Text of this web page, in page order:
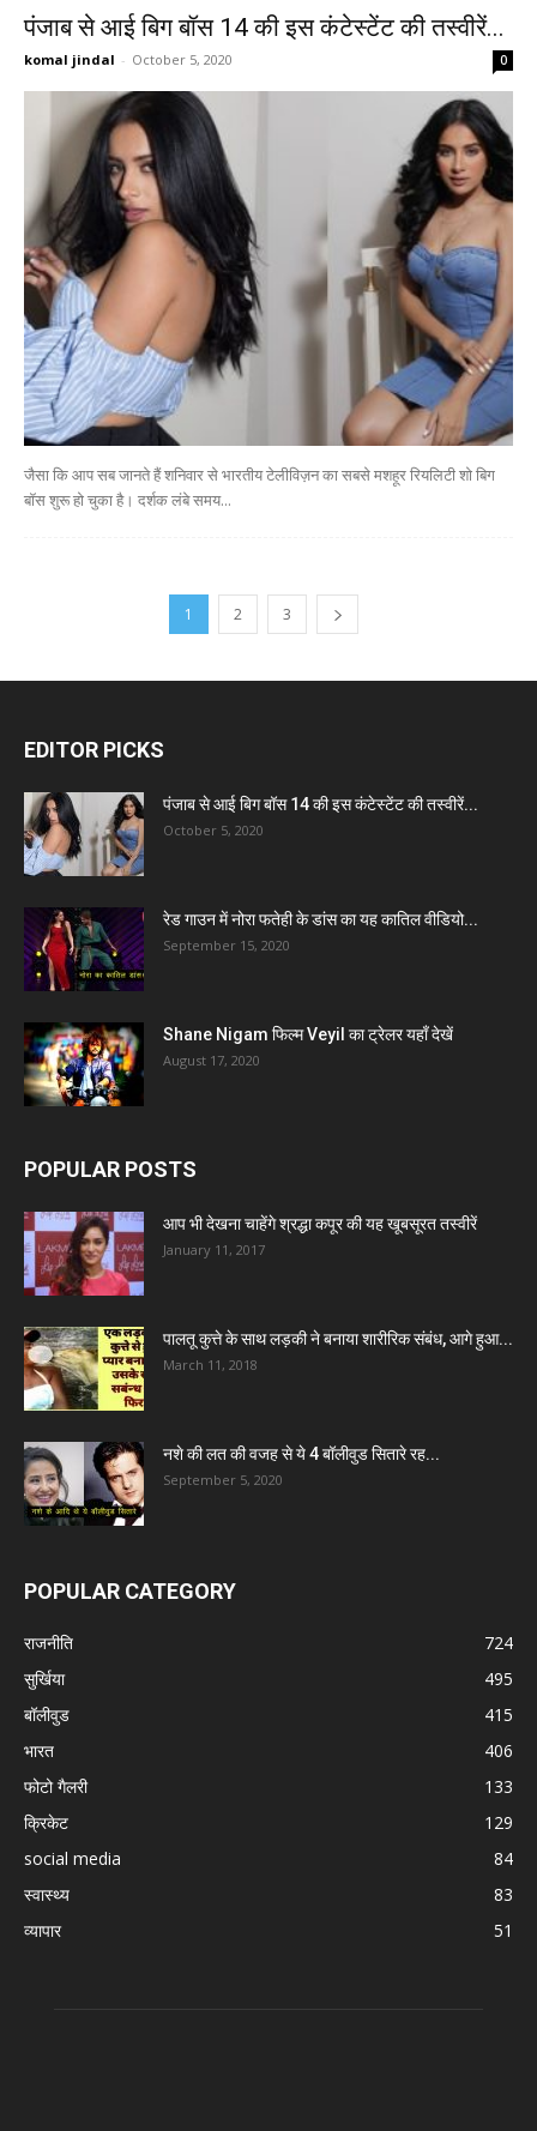
पंजाब से आई बिग बॉस 14 की इस कंटेस्टेंट की तस्वीरें...
komal jindal - October 5, 2020 0
जैसा कि आप सब जानते हैं शनिवार से भारतीय टेलीविज़न का सबसे मशहूर रियलिटी शो बिग
बॉस शुरू हो चुका है। दर्शक लंबे समय...
1 2 3
EDITOR PICKS
पंजाब से आई बिग बॉस 14 की इस कंटेस्टेंट की तस्वीरें...
October 5, 2020
रेड गाउन में नोरा फतेही के डांस का यह कातिल वीडियो...
September 15, 2020
Shane Nigam फिल्म Veyil का ट्रेलर यहाँ देखें
August 17, 2020
POPULAR POSTS
आप भी देखना चाहेंगे श्रद्धा कपूर की यह खूबसूरत तस्वीरें
January 11, 2017
पालतू कुत्ते के साथ लड़की ने बनाया शारीरिक संबंध, आगे हुआ...
March 11, 2018
नशे की लत की वजह से ये 4 बॉलीवुड सितारे रह...
September 5, 2020
POPULAR CATEGORY
राजनीति
724
सुर्खिया
495
बॉलीवुड
415
भारत
406
फोटो गैलरी
133
क्रिकेट
129
social media
84
स्वास्थ्य
83
व्यापार
51